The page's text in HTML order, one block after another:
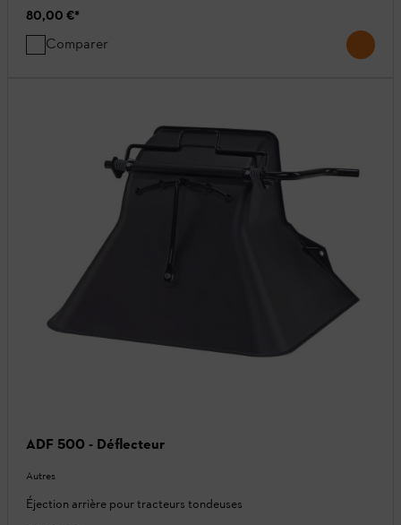
80,00 €*
Comparer
ADF 500 - Déflecteur
Autres
Éjection arrière pour tracteurs tondeuses